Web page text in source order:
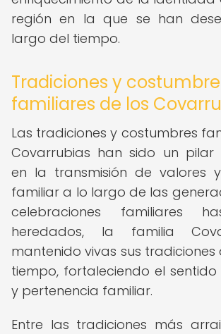
región en la que se han
largo del tiempo.
Tradiciones y
familiares de los
Las tradiciones y costumbres
Covarrubias han sido un pilar
en la transmisión de valores
familiar a lo largo de las
celebraciones familiares
heredados, la familia
mantenido vivas sus
tiempo, fortaleciendo el
y pertenencia familiar.
Entre las tradiciones más